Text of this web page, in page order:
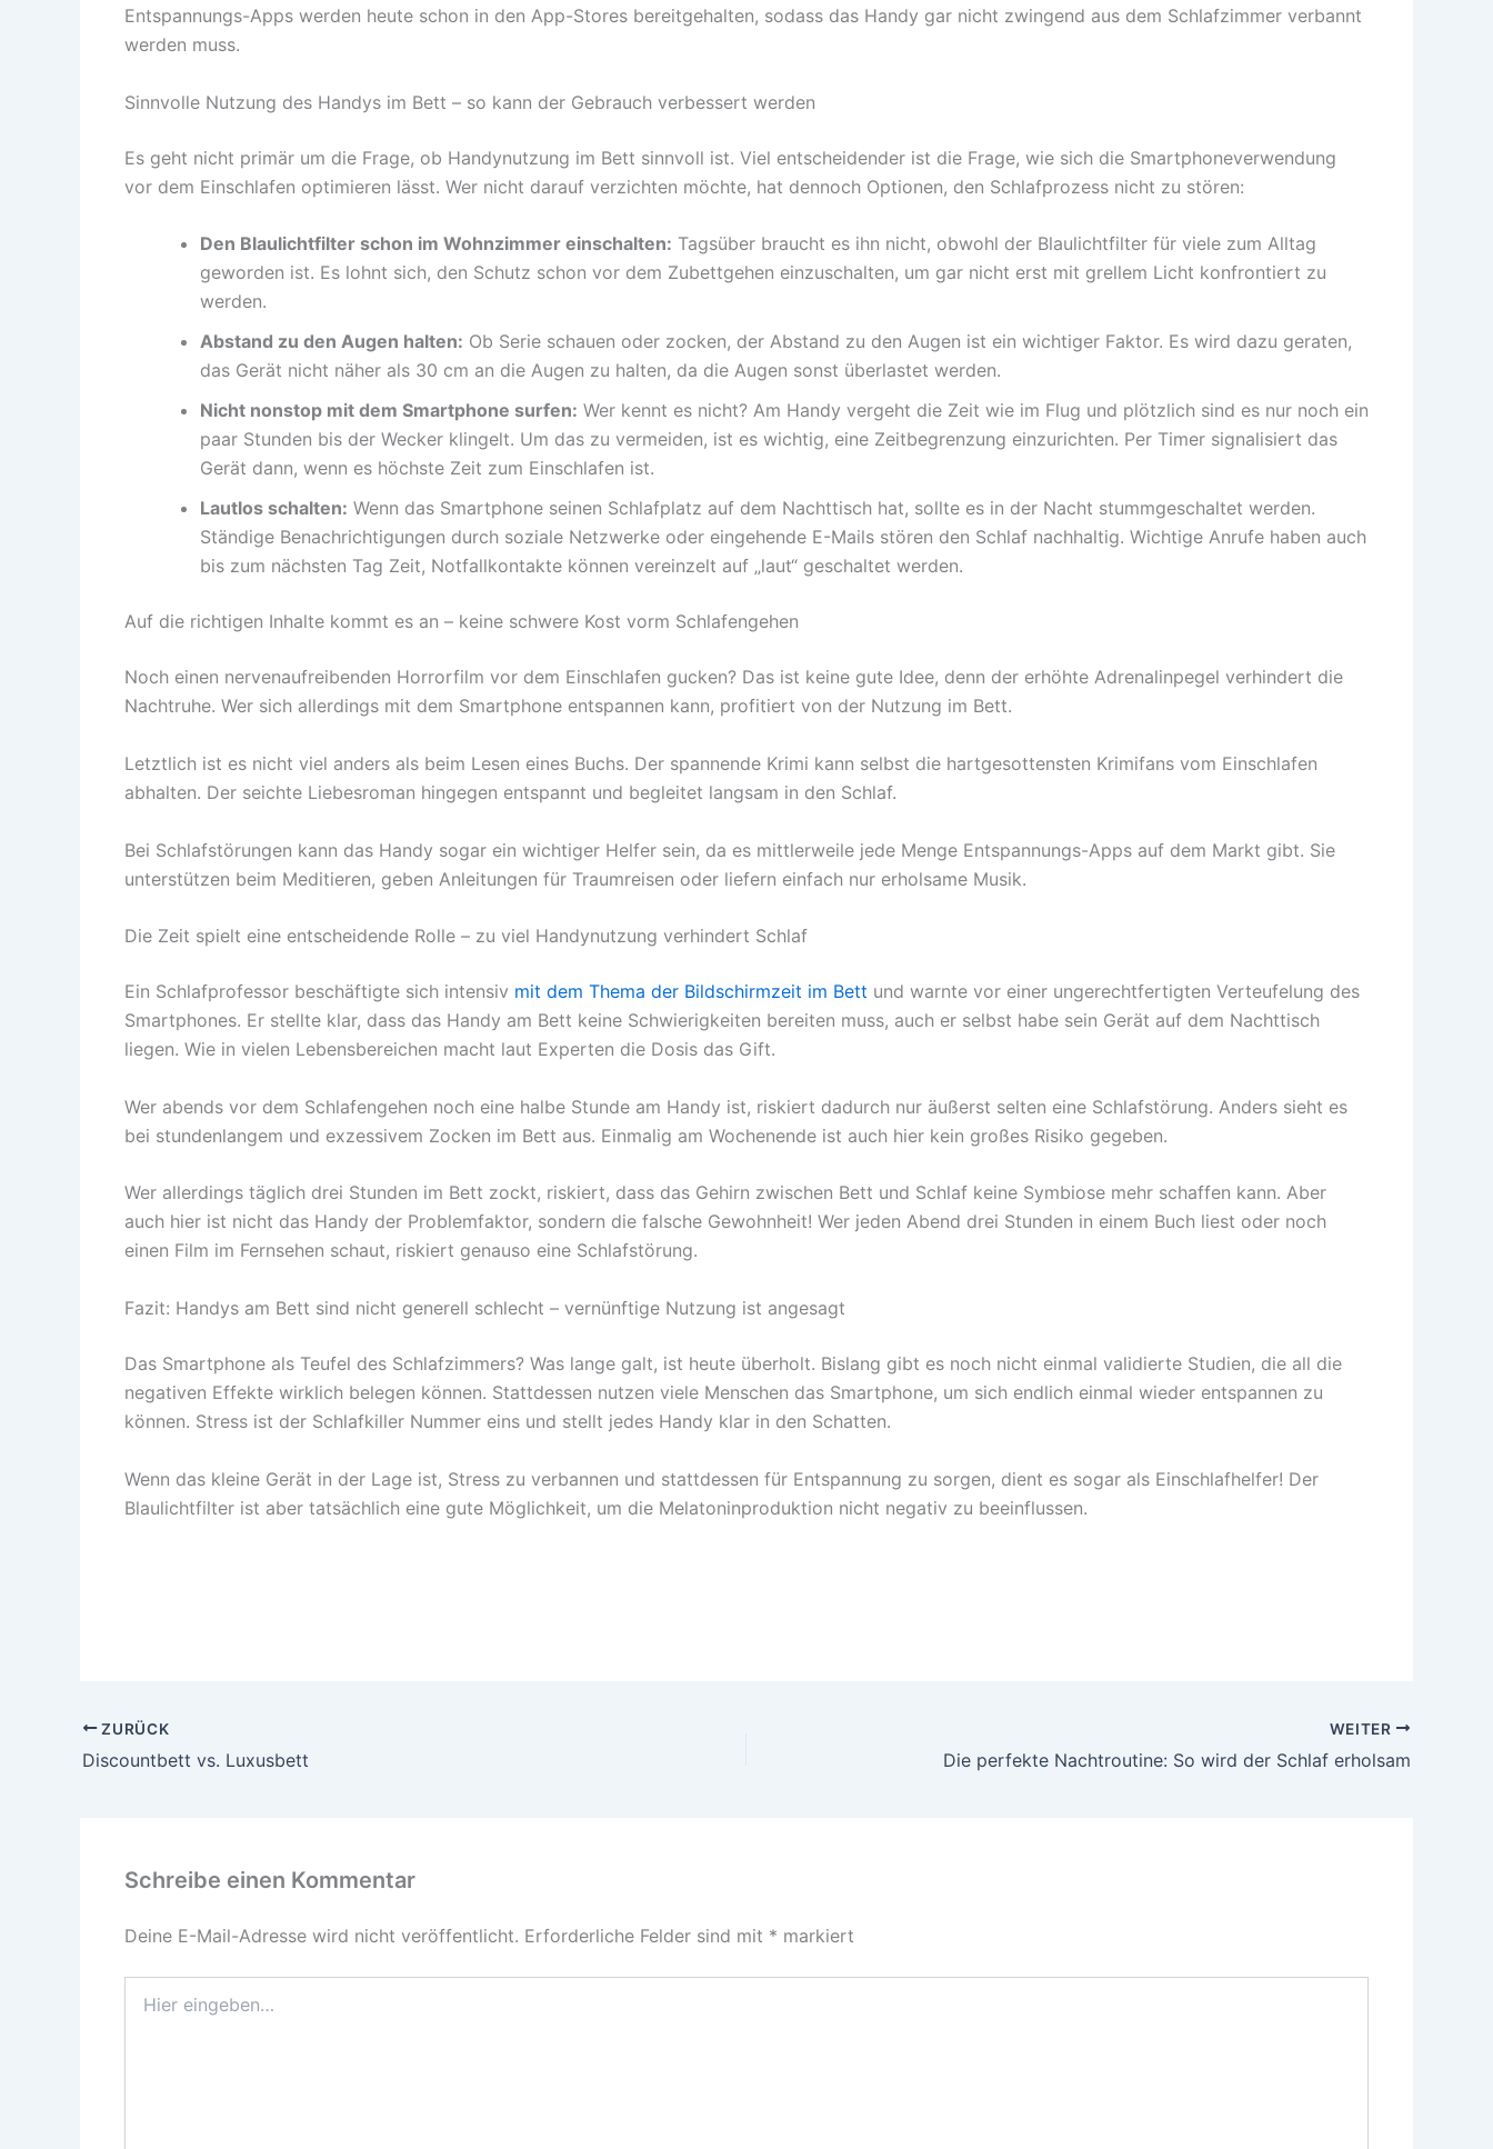
Entspannungs-Apps werden heute schon in den App-Stores bereitgehalten, sodass das Handy gar nicht zwingend aus dem Schlafzimmer verbannt
werden muss.
Sinnvolle Nutzung des Handys im Bett – so kann der Gebrauch verbessert werden
Es geht nicht primär um die Frage, ob Handynutzung im Bett sinnvoll ist. Viel entscheidender ist die Frage, wie sich die Smartphoneverwendung
vor dem Einschlafen optimieren lässt. Wer nicht darauf verzichten möchte, hat dennoch Optionen, den Schlafprozess nicht zu stören:
Den Blaulichtfilter schon im Wohnzimmer einschalten: Tagsüber braucht es ihn nicht, obwohl der Blaulichtfilter für viele zum Alltag
geworden ist. Es lohnt sich, den Schutz schon vor dem Zubettgehen einzuschalten, um gar nicht erst mit grellem Licht konfrontiert zu
werden.
Abstand zu den Augen halten: Ob Serie schauen oder zocken, der Abstand zu den Augen ist ein wichtiger Faktor. Es wird dazu geraten,
das Gerät nicht näher als 30 cm an die Augen zu halten, da die Augen sonst überlastet werden.
Nicht nonstop mit dem Smartphone surfen: Wer kennt es nicht? Am Handy vergeht die Zeit wie im Flug und plötzlich sind es nur noch ein
paar Stunden bis der Wecker klingelt. Um das zu vermeiden, ist es wichtig, eine Zeitbegrenzung einzurichten. Per Timer signalisiert das
Gerät dann, wenn es höchste Zeit zum Einschlafen ist.
Lautlos schalten: Wenn das Smartphone seinen Schlafplatz auf dem Nachttisch hat, sollte es in der Nacht stummgeschaltet werden.
Ständige Benachrichtigungen durch soziale Netzwerke oder eingehende E-Mails stören den Schlaf nachhaltig. Wichtige Anrufe haben auch
bis zum nächsten Tag Zeit, Notfallkontakte können vereinzelt auf „laut“ geschaltet werden.
Auf die richtigen Inhalte kommt es an – keine schwere Kost vorm Schlafengehen
Noch einen nervenaufreibenden Horrorfilm vor dem Einschlafen gucken? Das ist keine gute Idee, denn der erhöhte Adrenalinpegel verhindert die
Nachtruhe. Wer sich allerdings mit dem Smartphone entspannen kann, profitiert von der Nutzung im Bett.
Letztlich ist es nicht viel anders als beim Lesen eines Buchs. Der spannende Krimi kann selbst die hartgesottensten Krimifans vom Einschlafen
abhalten. Der seichte Liebesroman hingegen entspannt und begleitet langsam in den Schlaf.
Bei Schlafstörungen kann das Handy sogar ein wichtiger Helfer sein, da es mittlerweile jede Menge Entspannungs-Apps auf dem Markt gibt. Sie
unterstützen beim Meditieren, geben Anleitungen für Traumreisen oder liefern einfach nur erholsame Musik.
Die Zeit spielt eine entscheidende Rolle – zu viel Handynutzung verhindert Schlaf
Ein Schlafprofessor beschäftigte sich intensiv mit dem Thema der Bildschirmzeit im Bett und warnte vor einer ungerechtfertigten Verteufelung des
Smartphones. Er stellte klar, dass das Handy am Bett keine Schwierigkeiten bereiten muss, auch er selbst habe sein Gerät auf dem Nachttisch
liegen. Wie in vielen Lebensbereichen macht laut Experten die Dosis das Gift.
Wer abends vor dem Schlafengehen noch eine halbe Stunde am Handy ist, riskiert dadurch nur äußerst selten eine Schlafstörung. Anders sieht es
bei stundenlangem und exzessivem Zocken im Bett aus. Einmalig am Wochenende ist auch hier kein großes Risiko gegeben.
Wer allerdings täglich drei Stunden im Bett zockt, riskiert, dass das Gehirn zwischen Bett und Schlaf keine Symbiose mehr schaffen kann. Aber
auch hier ist nicht das Handy der Problemfaktor, sondern die falsche Gewohnheit! Wer jeden Abend drei Stunden in einem Buch liest oder noch
einen Film im Fernsehen schaut, riskiert genauso eine Schlafstörung.
Fazit: Handys am Bett sind nicht generell schlecht – vernünftige Nutzung ist angesagt
Das Smartphone als Teufel des Schlafzimmers? Was lange galt, ist heute überholt. Bislang gibt es noch nicht einmal validierte Studien, die all die
negativen Effekte wirklich belegen können. Stattdessen nutzen viele Menschen das Smartphone, um sich endlich einmal wieder entspannen zu
können. Stress ist der Schlafkiller Nummer eins und stellt jedes Handy klar in den Schatten.
Wenn das kleine Gerät in der Lage ist, Stress zu verbannen und stattdessen für Entspannung zu sorgen, dient es sogar als Einschlafhelfer! Der
Blaulichtfilter ist aber tatsächlich eine gute Möglichkeit, um die Melatoninproduktion nicht negativ zu beeinflussen.
ZURÜCK
Discountbett vs. Luxusbett
WEITER
Die perfekte Nachtroutine: So wird der Schlaf erholsam
Schreibe einen Kommentar
Deine E-Mail-Adresse wird nicht veröffentlicht. Erforderliche Felder sind mit * markiert
eingeben…